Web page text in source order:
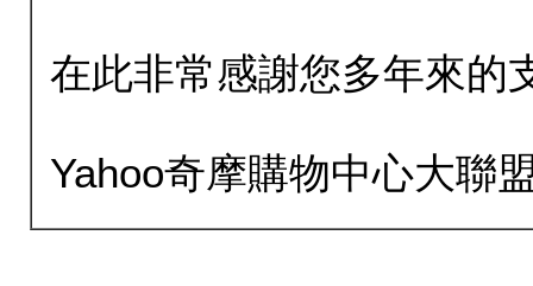
在此非常感謝您多年來的
Yahoo奇摩購物中心大